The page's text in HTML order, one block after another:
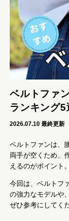
ベルトファ
ランキング
2026.07.10 最終更新
ベルトファンは、
両手が空くため、
えるのがポイント
今回は、ベルトフ
の強力なモデルや
ぜひ参考にしてく